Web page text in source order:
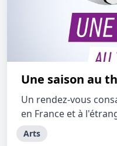
Une saison au
Un rendez-vous
en France et à
Arts